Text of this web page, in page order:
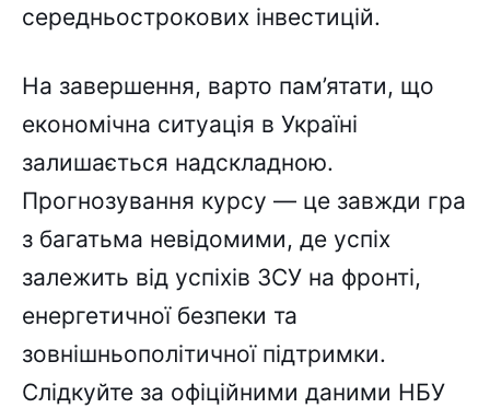
середньострокових інвестицій.
На завершення, варто пам’ятати, що
економічна ситуація в Україні
залишається надскладною.
Прогнозування курсу — це завжди гра
з багатьма невідомими, де успіх
залежить від успіхів ЗСУ на фронті,
енергетичної безпеки та
зовнішньополітичної підтримки.
Слідкуйте за офіційними даними НБУ